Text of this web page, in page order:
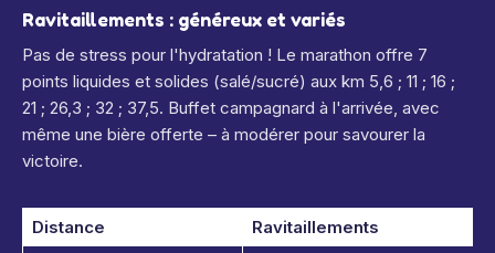
Ravitaillements : généreux et variés
Pas de stress pour l'hydratation ! Le marathon offre 7
points liquides et solides (salé/sucré) aux km 5,6 ; 11 ; 16 ;
21 ; 26,3 ; 32 ; 37,5. Buffet campagnard à l'arrivée, avec
même une bière offerte – à modérer pour savourer la
victoire.
Distance
Ravitaillements